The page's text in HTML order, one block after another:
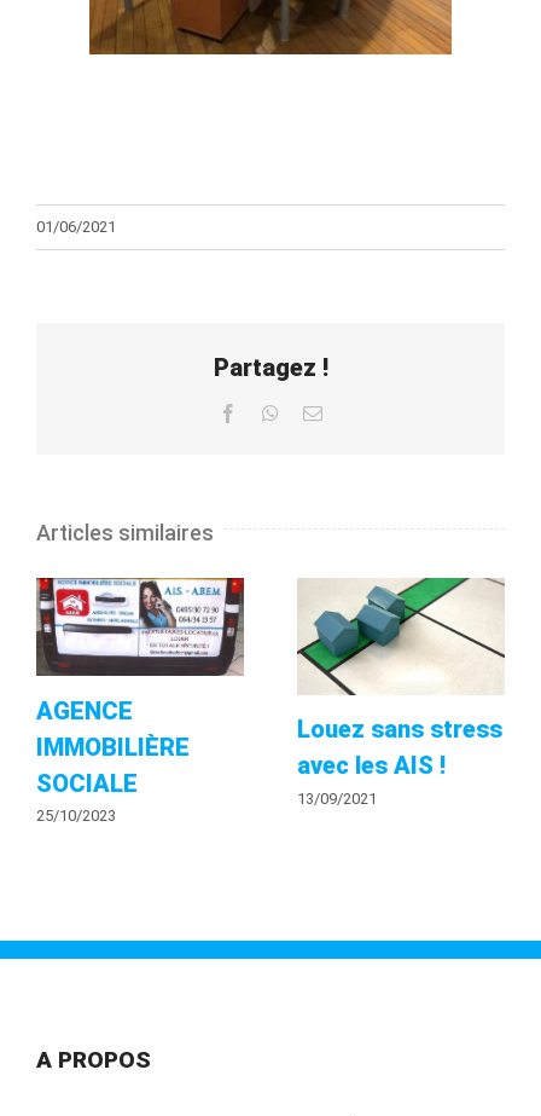
01/06/2021
Partagez !
FacebookWhatsApp
Email
Articles similaires
AGENCE
IMMOBILIÈRE
SOCIALE
25/10/2023
Louez sans stress
avec les AIS !
13/09/2021
A PROPOS